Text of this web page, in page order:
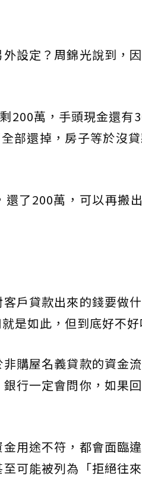
設定？周錦光說到，
200萬，手頭現金還有
部還掉，房子等於沒
了200萬，可以再搬
戶貸款出來的錢要做
是如此，但到底好不
購屋名義貸款的資金
行一定會問你，如果
用途不符，都會面臨
可能被列為「拒絕往